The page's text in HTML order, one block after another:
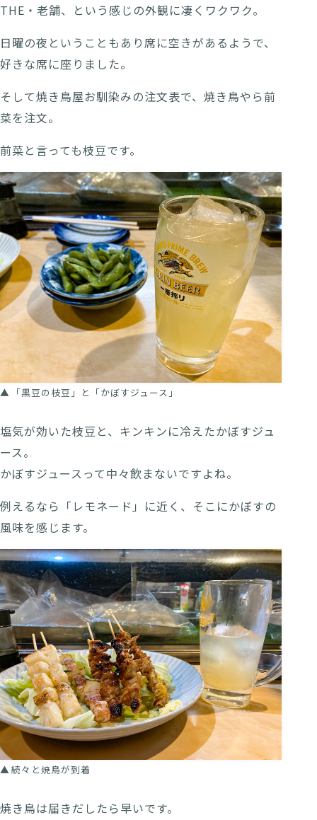
THE・老舗、という感じの外観に凄くワクワク。
日曜の夜ということもあり席に空きがあるようで、
好きな席に座りました。
そして焼き鳥屋お馴染みの注文表で、焼き鳥やら前
菜を注文。
前菜と言っても枝豆です。
「黒豆の枝豆」と「かぼすジュース」
塩気が効いた枝豆と、キンキンに冷えたかぼすジュ
ース。
かぼすジュースって中々飲まないですよね。
例えるなら「レモネード」に近く、そこにかぼすの
風味を感じます。
続々と焼鳥が到着
焼き鳥は届きだしたら早いです。